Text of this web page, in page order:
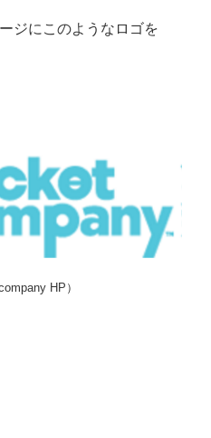
ジにこのようなロゴを
HP）